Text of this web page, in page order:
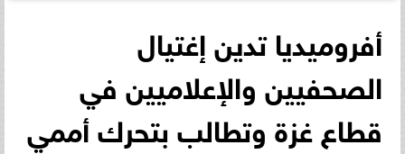
أفروميديا تدين إغتيال
الصحفيين والإعلاميين في
قطاع غزة وتطالب بتحرك أممي